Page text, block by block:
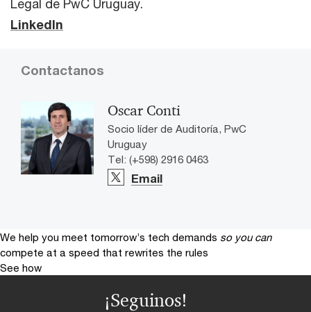
Legal de PwC Uruguay.
LinkedIn
Contactanos
Oscar Conti
Socio líder de Auditoría, PwC
Uruguay
Tel: (+598) 2916 0463
Email
We help you meet tomorrow’s tech demands so you can
compete at a speed that rewrites the rules
See how
¡Seguinos!